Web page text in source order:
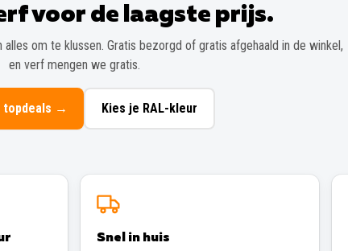
voor de laagste prijs.
om te klussen. Gratis bezorgd of gratis afgehaald in de winkel,
en verf mengen we gratis.
topdeals → Kies je RAL-kleur
Snel in huis